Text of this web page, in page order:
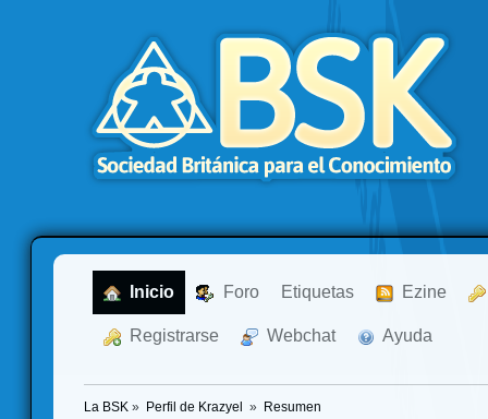
Inicio Foro Etiquetas Ezine
Registrarse Webchat Ayuda
La BSK » Perfil de Krazyel » Resumen